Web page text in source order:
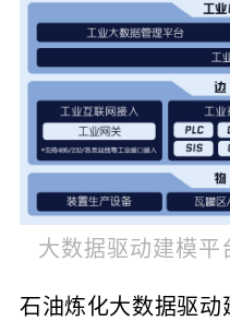
大数据驱动建模平
石油炼化大数据驱